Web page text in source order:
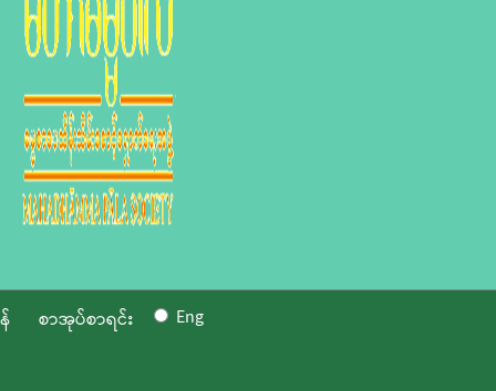
စာအုပ်စာရင်း Eng